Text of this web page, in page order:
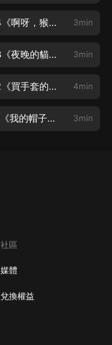
【紅房子故事屋】224《啊呀，猴子的屁股卡住了!》 3min
【紅房子故事屋】223《夜晚的貓頭鷹》 3min
【紅房子故事屋】222《買手套的小企鵝》 4min
【紅房子故事屋】221《我的帽子飛走了》 3min
社區
媒體
兌換權益